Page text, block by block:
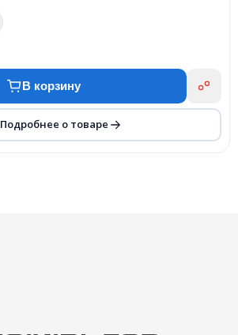
В корзину
Подробнее о товаре